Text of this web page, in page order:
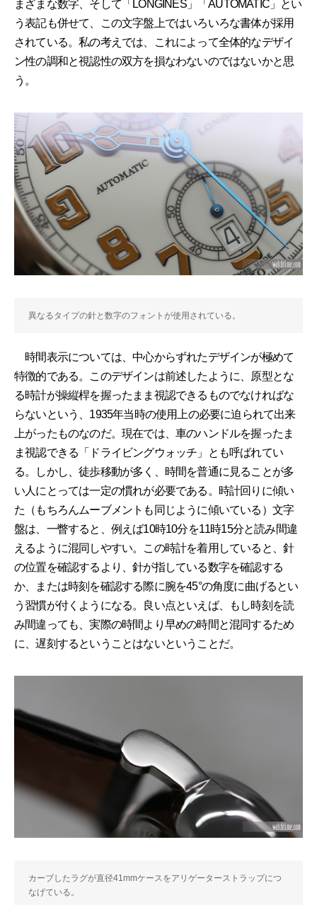
まざまな数字、そして「LONGINES」「AUTOMATIC」とい
う表記も併せて、この文字盤上ではいろいろな書体が採用
されている。私の考えでは、これによって全体的なデザイ
ン性の調和と視認性の双方を損なわないのではないかと思
う。
異なるタイプの針と数字のフォントが使用されている。
時間表示については、中心からずれたデザインが極めて
特徴的である。このデザインは前述したように、原型とな
る時計が操縦桿を握ったまま視認できるものでなければな
らないという、1935年当時の使用上の必要に迫られて出来
上がったものなのだ。現在では、車のハンドルを握ったま
ま視認できる「ドライビングウォッチ」とも呼ばれてい
る。しかし、徒歩移動が多く、時間を普通に見ることが多
い人にとっては一定の慣れが必要である。時計回りに傾い
た（もちろんムーブメントも同じように傾いている）文字
盤は、一瞥すると、例えば10時10分を11時15分と読み間違
えるように混同しやすい。この時計を着用していると、針
の位置を確認するより、針が指している数字を確認する
か、または時刻を確認する際に腕を45°の角度に曲げるとい
う習慣が付くようになる。良い点といえば、もし時刻を読
み間違っても、実際の時間より早めの時間と混同するため
に、遅刻するということはないということだ。
カーブしたラグが直径41mmケースをアリゲーターストラップにつ
なげている。